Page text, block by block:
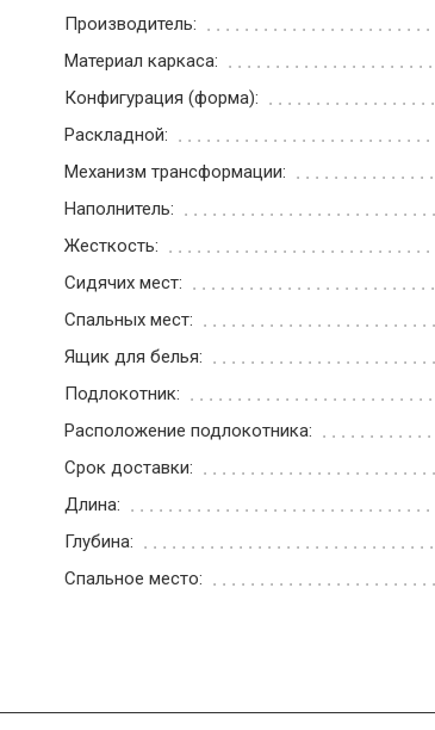
Производитель:
Материал каркаса:
Конфигурация (форма):
Раскладной:
Механизм трансформации:
Наполнитель:
Жесткость:
Сидячих мест:
Спальных мест:
Ящик для белья:
Подлокотник:
Расположение подлокотника:
Срок доставки:
Длина:
Глубина:
Спальное место: